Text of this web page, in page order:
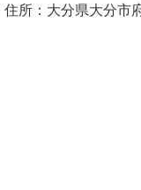
住所：大分県大分市